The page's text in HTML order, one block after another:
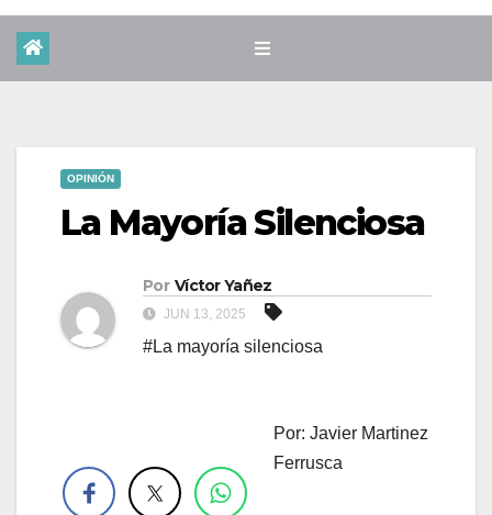
OPINIÓN
La Mayoría Silenciosa
Por Víctor Yañez
JUN 13, 2025
#La mayoría silenciosa
Por: Javier Martinez
Ferrusca